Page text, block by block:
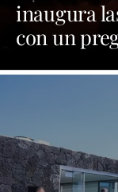
inaugura
con un